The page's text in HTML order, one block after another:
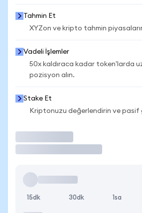
Tahmin Et
XYZon ve kripto tahmin
Vadeli İşlemler
50x kaldıraca kadar token'larda
pozisyon alın.
Stake Et
Kriptonuzu değerlendirin ve pasif
15dk 30dk 1sa